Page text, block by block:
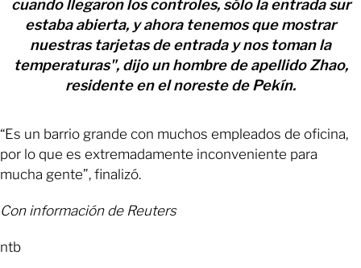
cuando llegaron los controles, sólo la entrada sur
estaba abierta, y ahora tenemos que mostrar
nuestras tarjetas de entrada y nos toman la
temperaturas", dijo un hombre de apellido Zhao,
residente en el noreste de Pekín.
“Es un barrio grande con muchos empleados de oficina,
por lo que es extremadamente inconveniente para
mucha gente”, finalizó.
Con información de Reuters
ntb